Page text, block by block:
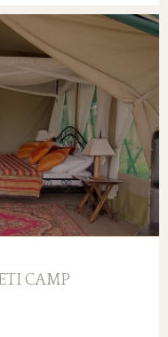
CAMP